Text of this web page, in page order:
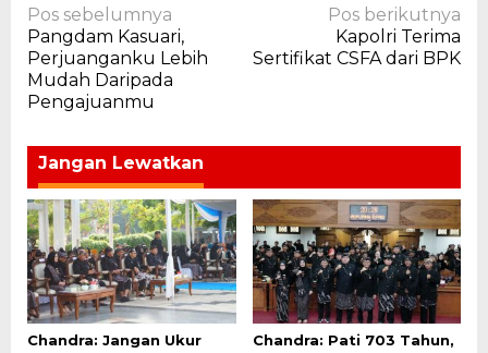
Navigasi
pos
Pos sebelumnya
Pangdam Kasuari,
Perjuanganku Lebih
Mudah Daripada
Pengajuanmu
Pos berikutnya
Kapolri Terima
Sertifikat CSFA dari BPK
Jangan Lewatkan
Chandra: Jangan Ukur
Chandra: Pati 703 Tahun,